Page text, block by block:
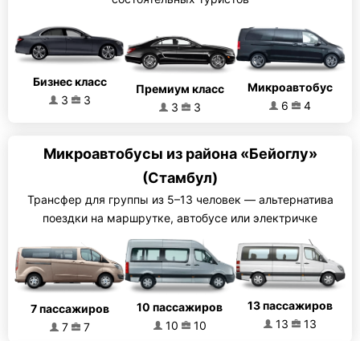
Бизнес класс
3
3
Премиум класс
3
3
Микроавтобус
6
4
Микроавтобусы из района «Бейоглу»
(Стамбул)
Трансфер для группы из 5–13 человек — альтернатива
поездки на маршрутке, автобусе или электричке
7 пассажиров
7
7
10 пассажиров
10
10
13 пассажиров
13
13